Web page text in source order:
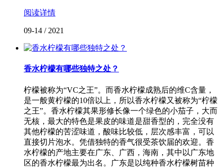
阅读详情
09-14 / 2021
香水柠檬有哪些独特之处？
柠檬被称为“VC之王”。而香水柠檬成熟后的维C含量，
是一般黄柠檬的10倍以上，所以香水柠檬又被称为“柠檬
之王”。香水柠檬其果形修长像一个绿色的小茄子，大而
无核，最大的特色是果皮的味道是甜香型的，完全没有
其他柠檬的苦涩味道，酸味比较低，层次感丰富，可以
直接切片泡水。凭借独特的香气很受茶饮届的欢迎。香
水柠檬的产地主要在广东、广西，海南，其中以广东地
区的香水柠檬最为出名。广东是以纯种香水柠檬树苗种